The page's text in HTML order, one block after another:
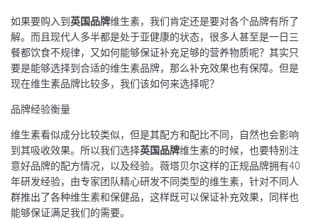
如果要购入到 英国品牌维生素，我们肯定还是要对各个品牌有所了
解。而且现代人多半都是处于亚健康的状态，很多人甚至是一日三
餐都饮食不规律，又如何能够保证补充足够的营养物质呢？其实只
要是能够选择到合适的维生素品牌，那么补充效果也有保障。但是
现在维生素品牌比较多，我们该如何来选择呢？
品牌经验衡量
维生素看似成分比较类似，但是其配方和配比不同，自然也会影响
到其吸收效果。所以我们选择英国品牌维生素的时候，也要特别注
意好品牌的配方情况，以及经验。薇塔贝尔这样的正规品牌拥有40
年研发经验，由专家团队精心研发不同类型的维生素，针对不同人
群推出了各种维生素和保健品，这样既可以保证补充效果，同样也
能够保证满足我们的需要。